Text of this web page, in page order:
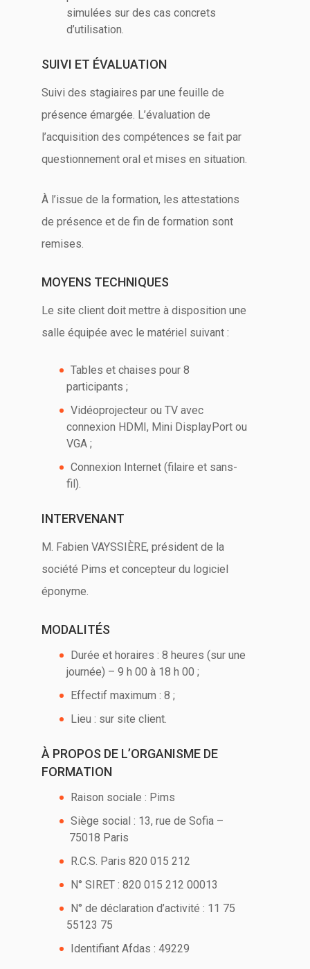
simulées sur des cas concrets
d’utilisation.
SUIVI ET ÉVALUATION
Suivi des stagiaires par une feuille de
présence émargée. L’évaluation de
l’acquisition des compétences se fait par
questionnement oral et mises en situation.
À l’issue de la formation, les attestations
de présence et de fin de formation sont
remises.
MOYENS TECHNIQUES
Le site client doit mettre à disposition une
salle équipée avec le matériel suivant :
Tables et chaises pour 8
participants ;
Vidéoprojecteur ou TV avec
connexion HDMI, Mini DisplayPort ou
VGA ;
Connexion Internet (filaire et sans-
fil).
INTERVENANT
M. Fabien VAYSSIÈRE, président de la
société Pims et concepteur du logiciel
éponyme.
MODALITÉS
Durée et horaires : 8 heures (sur une
journée) – 9 h 00 à 18 h 00 ;
Effectif maximum : 8 ;
Lieu : sur site client.
À PROPOS DE L’ORGANISME DE
FORMATION
Raison sociale : Pims
Siège social : 13, rue de Sofia –
75018 Paris
R.C.S. Paris 820 015 212
N° SIRET : 820 015 212 00013
N° de déclaration d’activité : 11 75
55123 75
Identifiant Afdas : 49229